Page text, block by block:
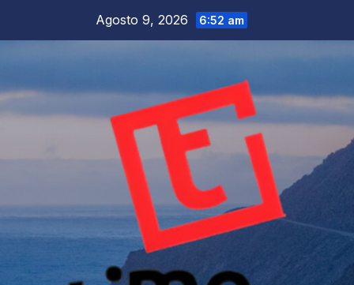
Agosto 9, 2026 6:52 am